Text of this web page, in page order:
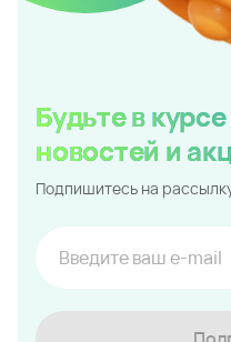
Будьте в
новостей и
Подпишитесь на